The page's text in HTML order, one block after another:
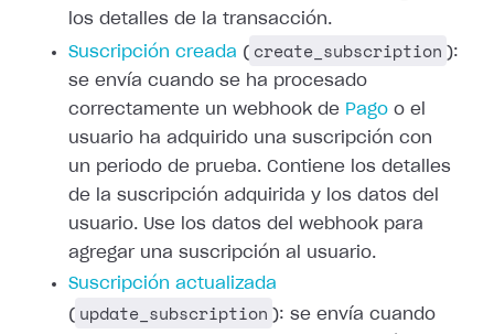
los detalles de la transacción.
Suscripción creada ( create_subscription ):
se envía cuando se ha procesado
correctamente un webhook de Pago o el
usuario ha adquirido una suscripción con
un periodo de prueba. Contiene los detalles
de la suscripción adquirida y los datos del
usuario. Use los datos del webhook para
agregar una suscripción al usuario.
Suscripción actualizada
( update_subscription ): se envía cuando